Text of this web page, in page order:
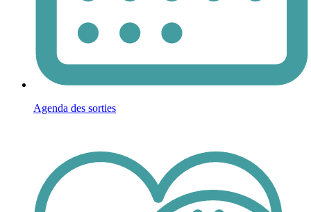
Agenda des sorties